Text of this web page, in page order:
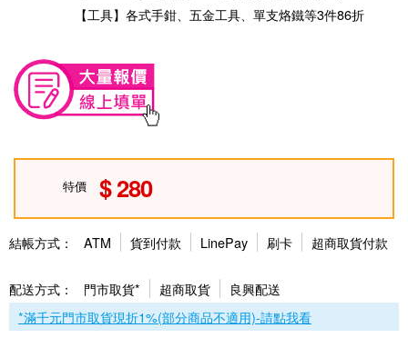
【工具】各式手鉗、五金工具、單支烙鐵等3件86折
特價 280
結帳方式： ATM 貨到付款 LinePay 刷卡 超商取貨付款
配送方式： 門市取貨* 超商取貨
良興配送
*滿千元門市取貨現折1%(部分商品不適用)-請點我看